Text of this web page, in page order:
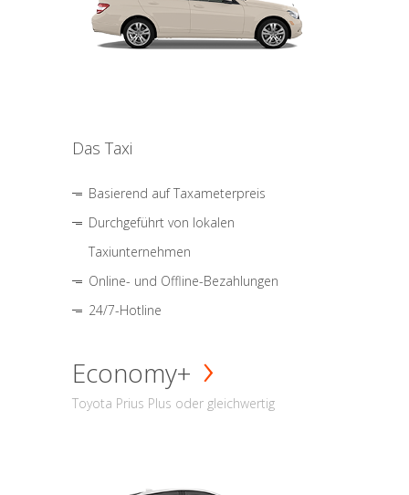
Das Taxi
Basierend auf Taxameterpreis
Durchgeführt von lokalen
Taxiunternehmen
Online- und Offline-Bezahlungen
24/7-Hotline
Economy+
Toyota Prius Plus oder gleichwertig